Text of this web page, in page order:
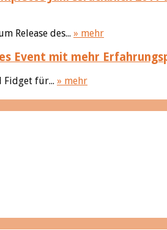
Release des... » mehr
Event mit mehr
Fidget für... » mehr